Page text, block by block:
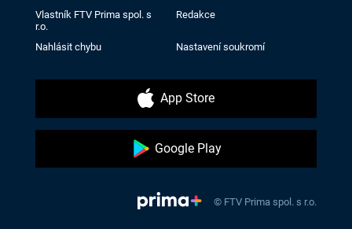
Vlastník FTV Prima spol. s
r.o.
Redakce
Nahlásit chybu Nastavení soukromí
App Store
Google Play
© FTV Prima spol. s r.o.